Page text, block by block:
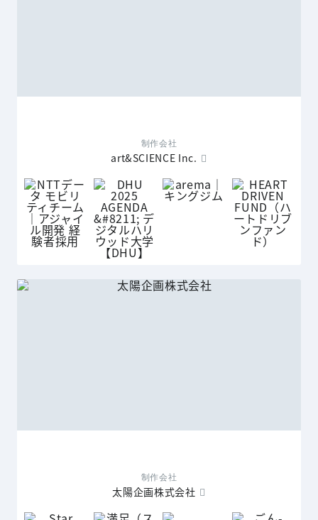
制作会社
art&SCIENCE Inc.
制作会社
太陽企画株式会社